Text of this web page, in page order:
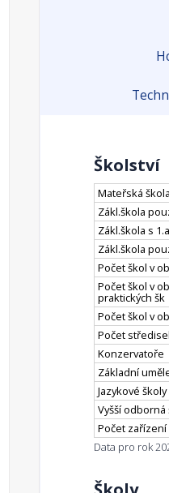
Školství
Mateřská škola
Zákl.škola
Zákl.škola s
Zákl.škola
Počet škol v
Počet škol v
praktických šk
Počet škol v
Počet
Konzervatoře
Základní
Jazykové
Vyšší odborná
Počet
Data pro rok